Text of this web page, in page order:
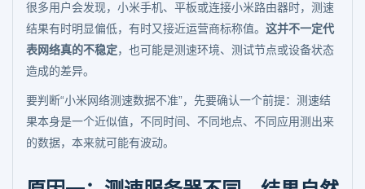
很多用户会发现，小米手机、平板或连接小米路由器时，测速
结果有时明显偏低，有时又接近运营商标称值。 这并不一定代
表网络真的不稳定，也可能是测速环境、测试节点或设备状态
造成的差异。
要判断“小米网络测速数据不准”，先要确认一个前提：测速结
果本身是一个近似值，不同时间、不同地点、不同应用测出来
的数据，本来就可能有波动。